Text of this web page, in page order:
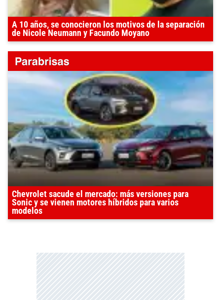
A 10 años, se conocieron los motivos de la separación
de Nicole Neumann y Facundo Moyano
Chevrolet sacude el mercado: más versiones para
Sonic y se vienen motores híbridos para varios
modelos